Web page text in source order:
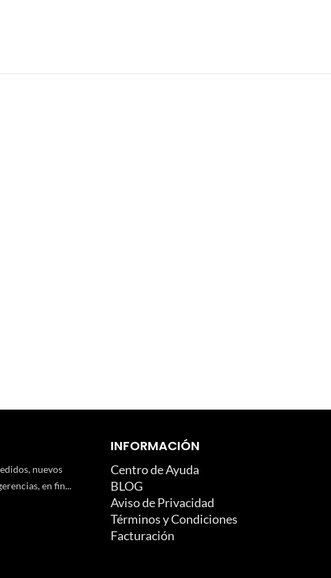
nuevos
en fin...
INFORMACIÓN
Centro de Ayuda
BLOG
Aviso de Privacidad
Términos y Condiciones
Facturación